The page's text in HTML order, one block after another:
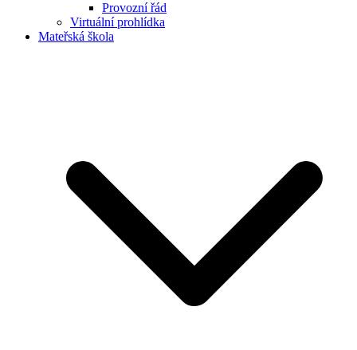
Provozní řád
Virtuální prohlídka
Mateřská škola